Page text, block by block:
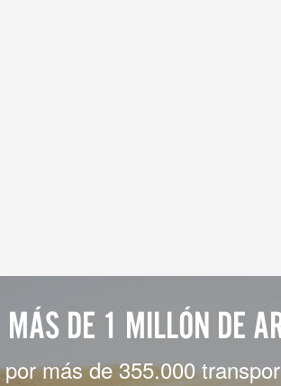
MÁS DE 1 MILLÓN DE
por más de 355.000